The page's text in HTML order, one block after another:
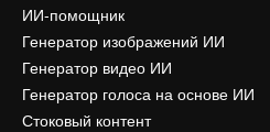
ИИ-помощник
Генератор изображений ИИ
Генератор видео ИИ
Генератор голоса на основе ИИ
Стоковый контент